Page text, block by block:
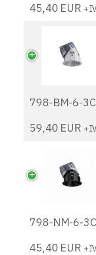
45,40 EUR
798-BM-6-
59,40 EUR
798-NM-6-
45,40 EUR